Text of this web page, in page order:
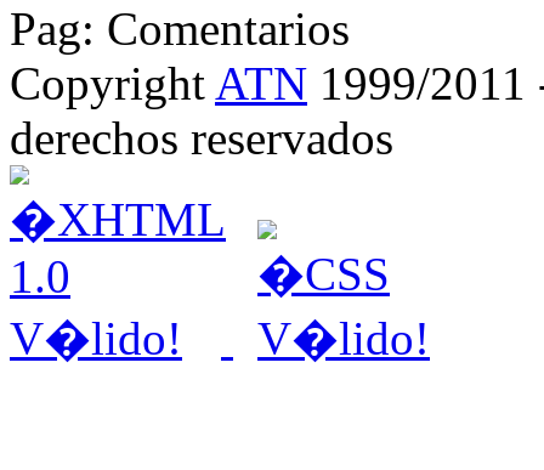
Pag: Comentarios
Copyright ATN 1999/2011
derechos reservados